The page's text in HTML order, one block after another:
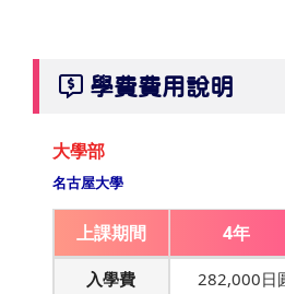
學費費用說明
大學部
名古屋大學
上課期間 4年
入學費 282,000日